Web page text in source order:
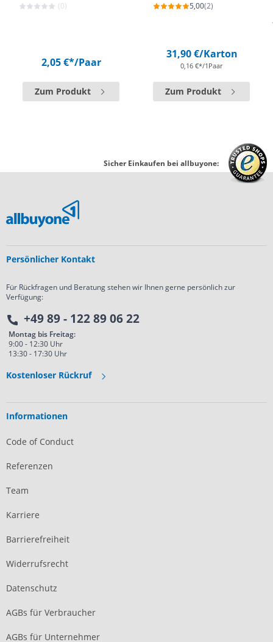
(0)
2,05 €*/Paar
Zum Produkt
5,00(2)
31,90 €/Karton
0,16 €*/1Paar
Zum Produkt
Sicher Einkaufen bei allbuyone:
Persönlicher Kontakt
Für Rückfragen und Beratung stehen wir Ihnen gerne persönlich zur
Verfügung:
+49 89 - 122 89 06 22
Montag bis Freitag:
9:00 - 12:30 Uhr
13:30 - 17:30 Uhr
Kostenloser Rückruf
Informationen
Code of Conduct
Referenzen
Team
Karriere
Barrierefreiheit
Widerrufsrecht
Datenschutz
AGBs für Verbraucher
AGBs für Unternehmer